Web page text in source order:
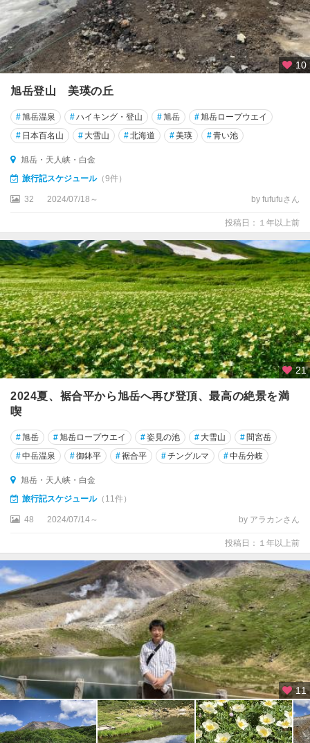
10
旭岳登山 美瑛の丘
#旭岳温泉 #ハイキング・登山 #旭岳 #旭岳ロープウエイ
# 日本百名山 # 大雪山 #北海道 #美瑛 #青い池
旭岳・天人峡・白金
旅行記スケジュール（9件）
32 2024/07/18～ by fufufuさん
投稿日：１年以上前
21
2024夏、裾合平から旭岳へ再び登頂、最高の絶景を満
喫
#旭岳 #旭岳ロープウエイ #姿見の池 # 大雪山 # 間宮岳
#中岳温泉 #御鉢平 #裾合平 #チングルマ #中岳分岐
旭岳・天人峡・白金
旅行記スケジュール（11件）
48 2024/07/14～ by アラカンさん
投稿日：１年以上前
11